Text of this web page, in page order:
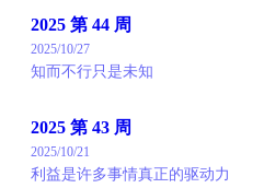
2025 第 44 周
2025/10/27
知而不行只是未知
2025 第 43 周
2025/10/21
利益是许多事情真正的驱动力